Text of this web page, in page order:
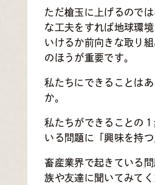
ただ槍玉に上げるので
な工夫をすれば地球環
いけるか前向きな取り
のほうが重要です。
私たちにできることは
か。
私たちができることの
いる問題に「興味を持つ
畜産業界で起きている
族や友達に聞いてみてく